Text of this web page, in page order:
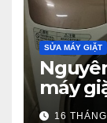
SỬA MÁY GIẶT
máy
từ A – Z
16